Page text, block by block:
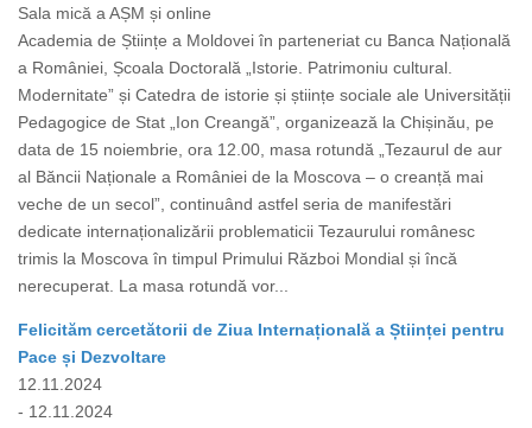
Sala mică a AȘM și online
Academia de Științe a Moldovei în parteneriat cu Banca Națională
a României, Școala Doctorală „Istorie. Patrimoniu cultural.
Modernitate” și Catedra de istorie și științe sociale ale Universității
Pedagogice de Stat „Ion Creangă”, organizează la Chișinău, pe
data de 15 noiembrie, ora 12.00, masa rotundă „Tezaurul de aur
al Băncii Naționale a României de la Moscova – o creanță mai
veche de un secol”, continuând astfel seria de manifestări
dedicate internaționalizării problematicii Tezaurului românesc
trimis la Moscova în timpul Primului Război Mondial și încă
nerecuperat. La masa rotundă vor...
Felicităm cercetătorii de Ziua Internațională a Științei pentru
Pace și Dezvoltare
12.11.2024
- 12.11.2024